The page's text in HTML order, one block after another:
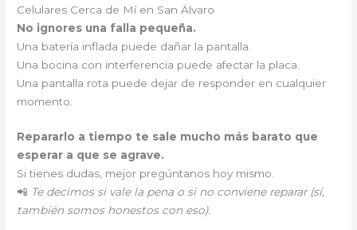
Celulares Cerca de Mí en San Álvaro
No ignores una falla pequeña.
Una batería inflada puede dañar la pantalla.
Una bocina con interferencia puede afectar la placa.
Una pantalla rota puede dejar de responder en cualquier
momento.
Repararlo a tiempo te sale mucho más barato que
esperar a que se agrave.
Si tienes dudas, mejor pregúntanos hoy mismo.
📲 Te decimos si vale la pena o si no conviene reparar (sí,
también somos honestos con eso).